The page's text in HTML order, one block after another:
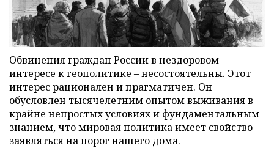
Обвинения граждан России в нездоровом
интересе к геополитике – несостоятельны. Этот
интерес рационален и прагматичен. Он
обусловлен тысячелетним опытом выживания в
крайне непростых условиях и фундаментальным
знанием, что мировая политика имеет свойство
заявляться на порог нашего дома.